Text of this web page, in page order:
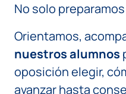
No solo
Orientamos,
nuestros alumnos
oposición elegir,
avanzar hasta